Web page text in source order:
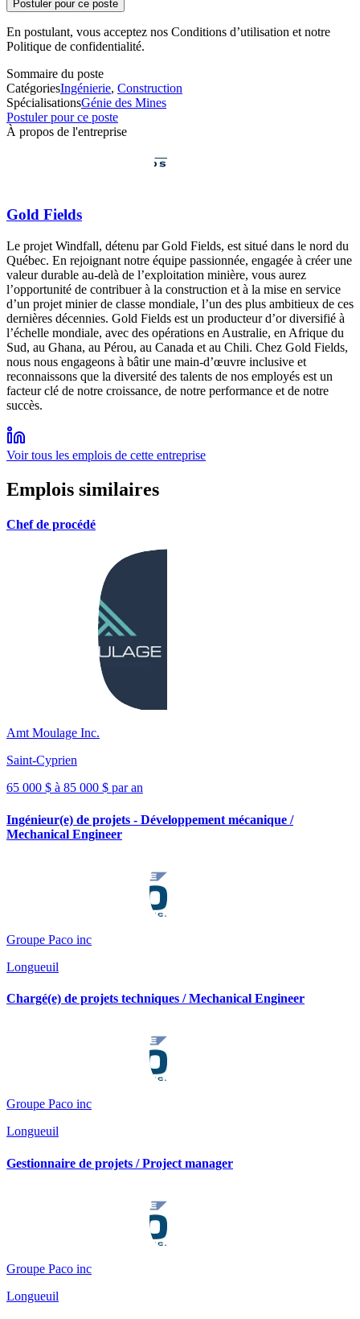
Postuler pour ce poste
En postulant, vous acceptez nos Conditions d’utilisation et notre
Politique de confidentialité.
Sommaire du poste
CatégoriesIngénierie, Construction
SpécialisationsGénie des Mines
Postuler pour ce poste
À propos de l'entreprise
Gold Fields
Le projet Windfall, détenu par Gold Fields, est situé dans le nord du
Québec. En rejoignant notre équipe passionnée, engagée à créer une
valeur durable au-delà de l’exploitation minière, vous aurez
l’opportunité de contribuer à la construction et à la mise en service
d’un projet minier de classe mondiale, l’un des plus ambitieux de ces
dernières décennies. Gold Fields est un producteur d’or diversifié à
l’échelle mondiale, avec des opérations en Australie, en Afrique du
Sud, au Ghana, au Pérou, au Canada et au Chili. Chez Gold Fields,
nous nous engageons à bâtir une main-d’œuvre inclusive et
reconnaissons que la diversité des talents de nos employés est un
facteur clé de notre croissance, de notre performance et de notre
succès.
Voir tous les emplois de cette entreprise
Emplois similaires
Chef de procédé
Amt Moulage Inc.
Saint-Cyprien
65 000 $ à 85 000 $ par an
Ingénieur(e) de projets - Développement mécanique /
Mechanical Engineer
Groupe Paco inc
Longueuil
Chargé(e) de projets techniques / Mechanical Engineer
Groupe Paco inc
Longueuil
Gestionnaire de projets / Project manager
Groupe Paco inc
Longueuil